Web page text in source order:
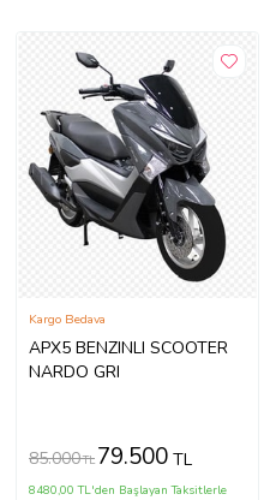
APX5 BENZINLI SCOOTER
NARDO GRI
Kargo Bedava
85.000TL 79.500TL
8480,00 TL'den Başlayan Taksitlerle